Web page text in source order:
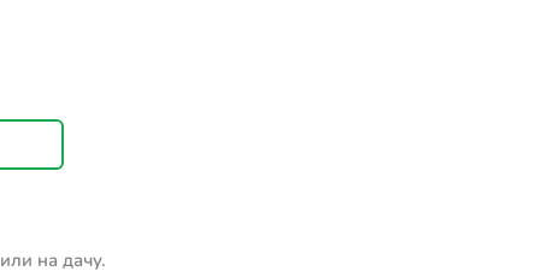
на дачу.